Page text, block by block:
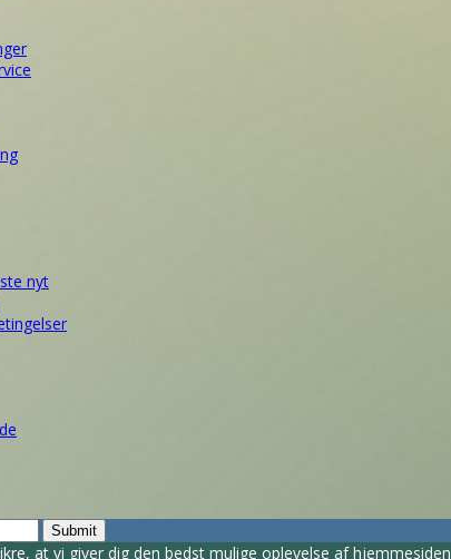
nyt
Submit
at vi giver dig den bedst mulige oplevelse af hjemmesiden